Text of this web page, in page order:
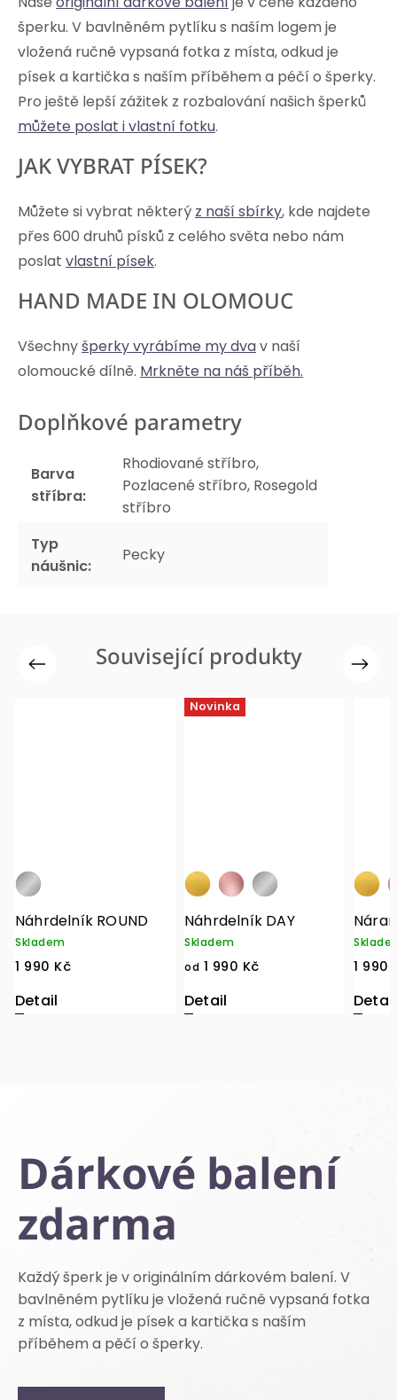
šperku. V bavlněném pytlíku s naším logem je
vložená ručně vypsaná fotka z místa, odkud je
písek a kartička s naším příběhem a péčí o šperky.
Pro ještě lepší zážitek z rozbalování našich šperků
můžete poslat i vlastní fotku.
JAK VYBRAT PÍSEK?
Můžete si vybrat některý z naší sbírky, kde najdete
přes 600 druhů písků z celého světa nebo nám
poslat vlastní písek.
HAND MADE IN OLOMOUC
Všechnyšperky vyrábíme my dvav naší
olomoucké dílně. Mrkněte na náš příběh.
Doplňkové parametry
Barva
stříbra:
Rhodiované stříbro,
Pozlacené stříbro, Rosegold
stříbro
Typ
náušnic:
Pecky
Související produkty
Previous
Náhrdelník ROUND
Skladem
1 990 Kč
Detail
Novinka
Náhrdelník DAY
Skladem
od 1 990 Kč
Detail
1 990
Detail
Next
Dárkové balení
zdarma
Každý šperk je v originálním dárkovém balení. V
bavlněném pytlíku je vložená ručně vypsaná fotka
z místa, odkud je písek a kartička s naším
příběhem a pěčí o šperky.